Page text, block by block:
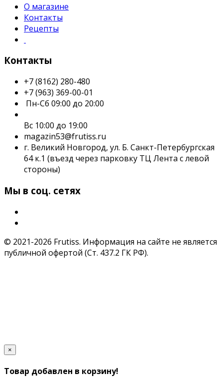
О магазине
Контакты
Рецепты
Контакты
+7 (8162) 280-480
+7 (963) 369-00-01
Пн-Сб 09:00 до 20:00
Вс 10:00 до 19:00
magazin53@frutiss.ru
г. Великий Новгород, ул. Б. Санкт-Петербургская
64 к.1 (въезд через парковку ТЦ Лента с левой
стороны)
Мы в соц. сетях
© 2021-2026 Frutiss. Информация на сайте не является
публичной офертой (Ст. 437.2 ГК РФ).
×
Товар добавлен в корзину!